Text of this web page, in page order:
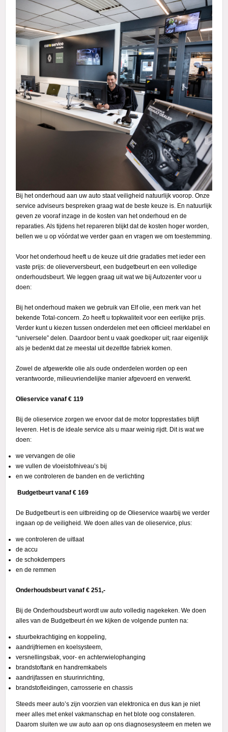
Bij het onderhoud aan uw auto staat veiligheid natuurlijk voorop. Onze
service adviseurs bespreken graag wat de beste keuze is. En natuurlijk
geven ze vooraf inzage in de kosten van het onderhoud en de
reparaties. Als tijdens het repareren blijkt dat de kosten hoger worden,
bellen we u op vóórdat we verder gaan en vragen we om toestemming.
Voor het onderhoud heeft u de keuze uit drie gradaties met ieder een
vaste prijs: de olieverversbeurt, een budgetbeurt en een volledige
onderhoudsbeurt. We leggen graag uit wat we bij Autozenter voor u
doen:
Bij het onderhoud maken we gebruik van Elf olie, een merk van het
bekende Total-concern. Zo heeft u topkwaliteit voor een eerlijke prijs.
Verder kunt u kiezen tussen onderdelen met een officieel merklabel en
“universele” delen. Daardoor bent u vaak goedkoper uit; raar eigenlijk
als je bedenkt dat ze meestal uit dezelfde fabriek komen.
Zowel de afgewerkte olie als oude onderdelen worden op een
verantwoorde, milieuvriendelijke manier afgevoerd en verwerkt.
Olieservice vanaf € 119
Bij de olieservice zorgen we ervoor dat de motor topprestaties blijft
leveren. Het is de ideale service als u maar weinig rijdt. Dit is wat we
doen:
we vervangen de olie
we vullen de vloeistofniveau’s bij
en we controleren de banden en de verlichting
Budgetbeurt vanaf € 169
De Budgetbeurt is een uitbreiding op de Olieservice waarbij we verder
ingaan op de veiligheid. We doen alles van de olieservice, plus:
we controleren de uitlaat
de accu
de schokdempers
en de remmen
Onderhoudsbeurt vanaf € 251,-
Bij de Onderhoudsbeurt wordt uw auto volledig nagekeken. We doen
alles van de Budgetbeurt én we kijken de volgende punten na:
stuurbekrachtiging en koppeling,
aandrijfriemen en koelsysteem,
versnellingsbak, voor- en achterwielophanging
brandstoftank en handremkabels
aandrijfassen en stuurinrichting,
brandstofleidingen, carrosserie en chassis
Steeds meer auto’s zijn voorzien van elektronica en dus kan je niet
meer alles met enkel vakmanschap en het blote oog constateren.
Daarom sluiten we uw auto aan op ons diagnosesysteem en meten we